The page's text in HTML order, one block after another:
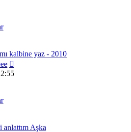
kalbine yaz - 2010
anlattım Aşka